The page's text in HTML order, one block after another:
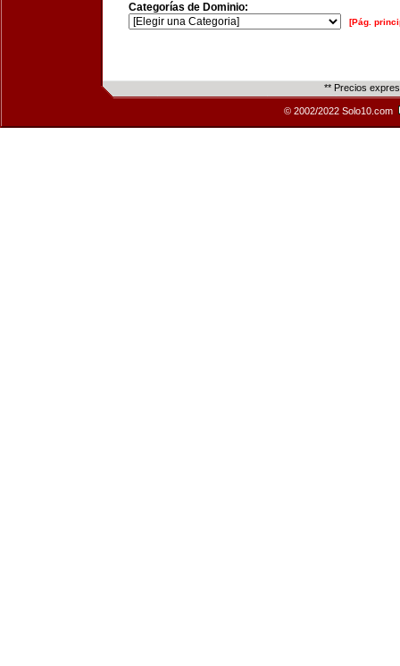
Categorías de Dominio:
[Pág.
** Precios
© 2002/2022 Solo10.com